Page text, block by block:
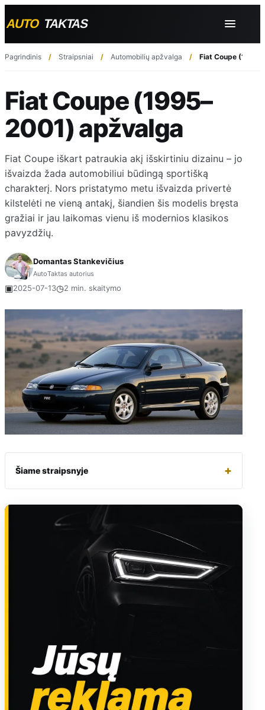
Pagrindinis Straipsniai Automobilių apžvalga Fiat Coupe
Fiat Coupe (1995–
2001) apžvalga
Fiat Coupe iškart patraukia akį išskirtiniu dizainu – jo
išvaizda žada automobiliui būdingą sportišką
charakterį. Nors pristatymo metu išvaizda privertė
kilstelėti ne vieną antakį, šiandien šis modelis bręsta
gražiai ir jau laikomas vienu iš modernios klasikos
pavyzdžių.
Domantas Stankevičius
AutoTaktas autorius
▣2025-07-13◷2 min. skaitymo
Šiame straipsnyje +